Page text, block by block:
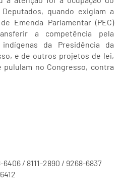
quando exigiam a
Emenda Parlamentar (PEC)
a competência pela
da Presidência da
e de outros projetos de lei,
no Congresso, contra
/ 8111-2890 / 9268-6837